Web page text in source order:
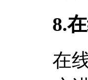
8.
在